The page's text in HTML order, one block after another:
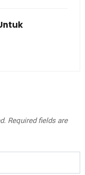
Required fields are